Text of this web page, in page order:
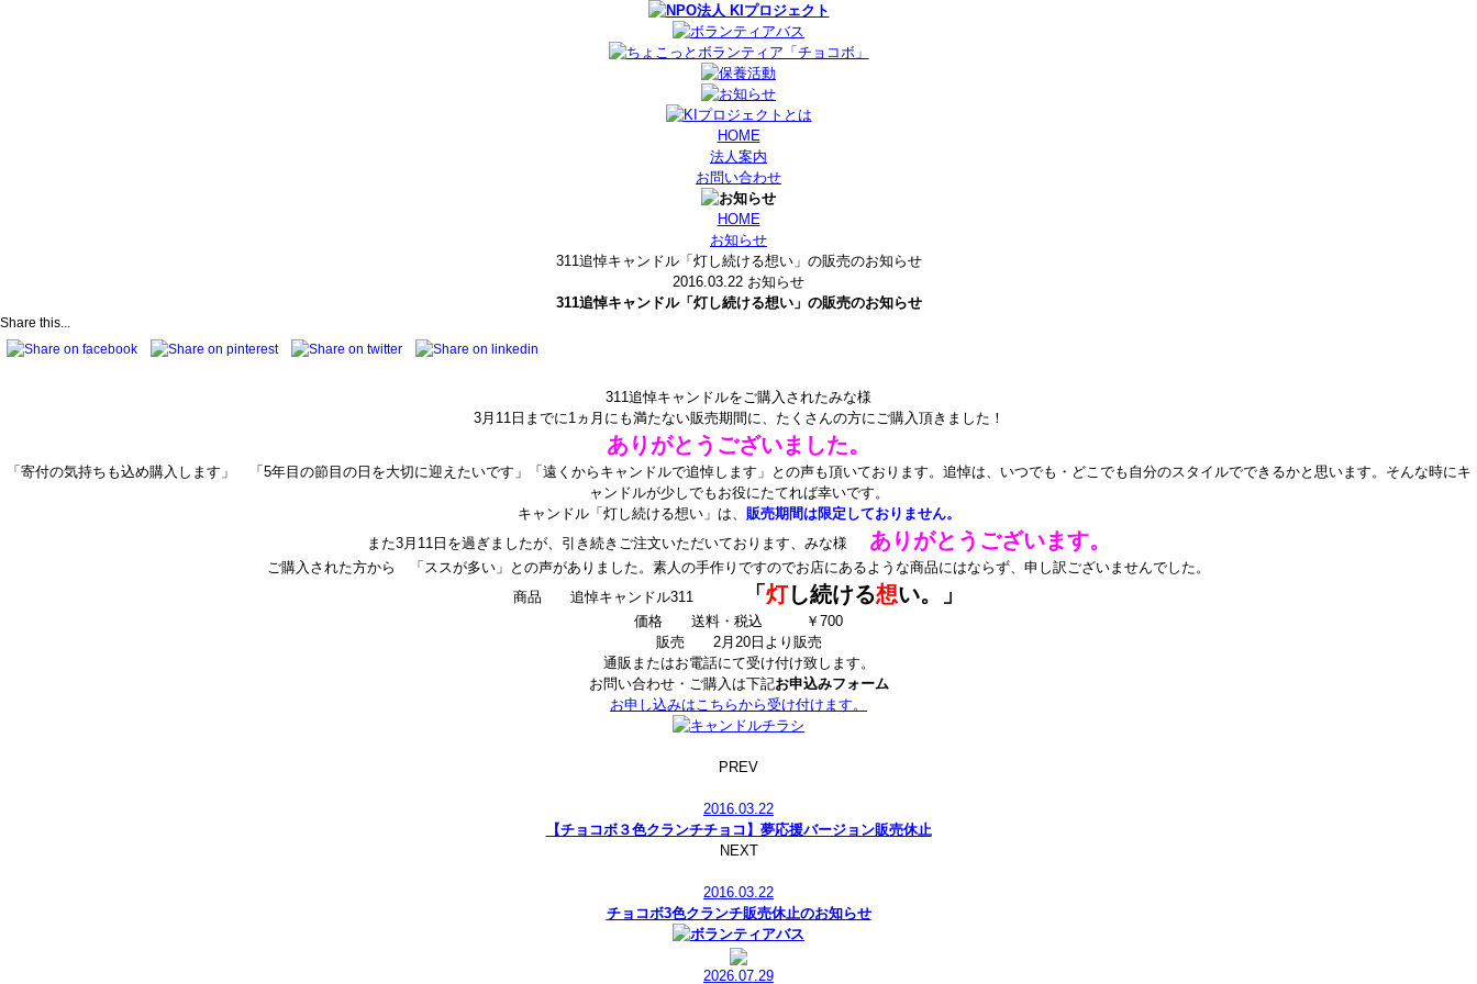
HOME
法人案内
お問い合わせ
HOME
お知らせ
311追悼キャンドル「灯し続ける想い」の販売のお知らせ
2016.03.22 お知らせ
311追悼キャンドル「灯し続ける想い」の販売のお知らせ
Share this...
311追悼キャンドルをご購入されたみな様
3月11日までに1ヵ月にも満たない販売期間に、たくさんの方にご購入頂きました！
ありがとうございました。
「寄付の気持ちも込め購入します」 「5年目の節目の日を大切に迎えたいです」「遠くからキャンドルで追悼します」との声も頂いております。追悼は、いつでも・どこでも自分のスタイルでできるかと思います。そんな時にキ
ャンドルが少しでもお役にたてれば幸いです。
キャンドル「灯し続ける想い」は、 販売期間は限定しておりません。
また3月11日を過ぎましたが、引き続きご注文いただいております、みな様
ありがとうございます。
ご購入された方から 「ススが多い」との声がありました。素人の手作りですのでお店にあるような商品にはならず、申し訳ございませんでした。
商品 追悼キャンドル311
「 灯し続ける想い。」
価格 送料・税込 ￥700
販売 2月20日より販売
通販またはお電話にて受け付け致します。
お問い合わせ・ご購入は下記お申込みフォーム
お申し込みはこちらから受け付けます。
PREV
2016.03.22
【チョコボ３色クランチチョコ】夢応援バージョン販売休止
NEXT
2016.03.22
チョコボ3色クランチ販売休止のお知らせ
2026.07.29